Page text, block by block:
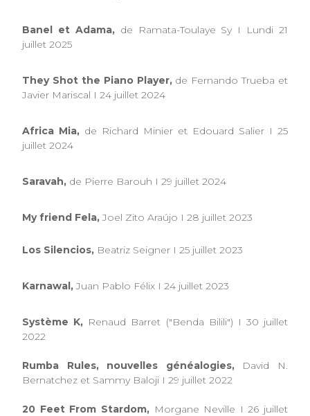
Banel et Adama, de Ramata-Toulaye Sy I Lundi 21
juillet 2025
They Shot the Piano Player,de Fernando Trueba et
Javier Mariscal I 24 juillet 2024
Africa Mia, de Richard Minier et Edouard Salier I 25
juillet 2024
Saravah, de Pierre Barouh I 29 juillet 2024
My friend Fela,Joel Zito Araújo I 28 juillet 2023
Los Silencios, Beatriz Seigner I 25 juillet 2023
Karnawal,Juan Pablo Félix I 24 juillet 2023
Système K, Renaud Barret ("Benda Bilili") I 30 juillet
2022
Rumba Rules, nouvelles généalogies, David N.
Bernatchez et Sammy Baloji I 29 juillet 2022
20 Feet From Stardom, Morgane Neville I 26 juillet